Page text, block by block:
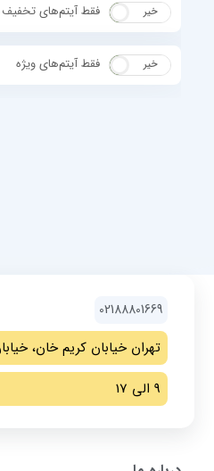
بله خیر فقط آیتم‌های تخفیف
بله خیر فقط آیتم‌های ویژه
02188801669
تهران خیابان کریم خان، خیابان
9 الی 17